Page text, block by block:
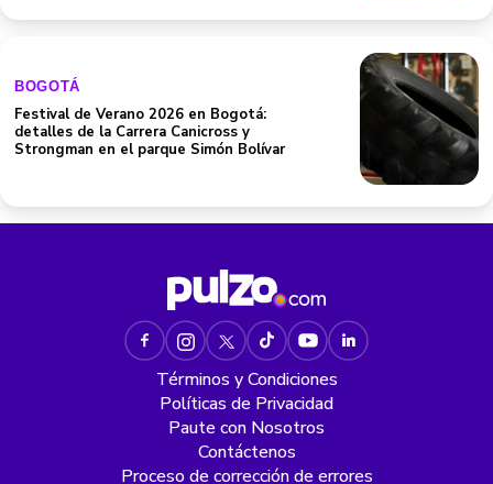
BOGOTÁ
Festival de Verano 2026 en Bogotá:
detalles de la Carrera Canicross y
Strongman en el parque Simón Bolívar
Términos y Condiciones
Políticas de Privacidad
Paute con Nosotros
Contáctenos
Proceso de corrección de errores